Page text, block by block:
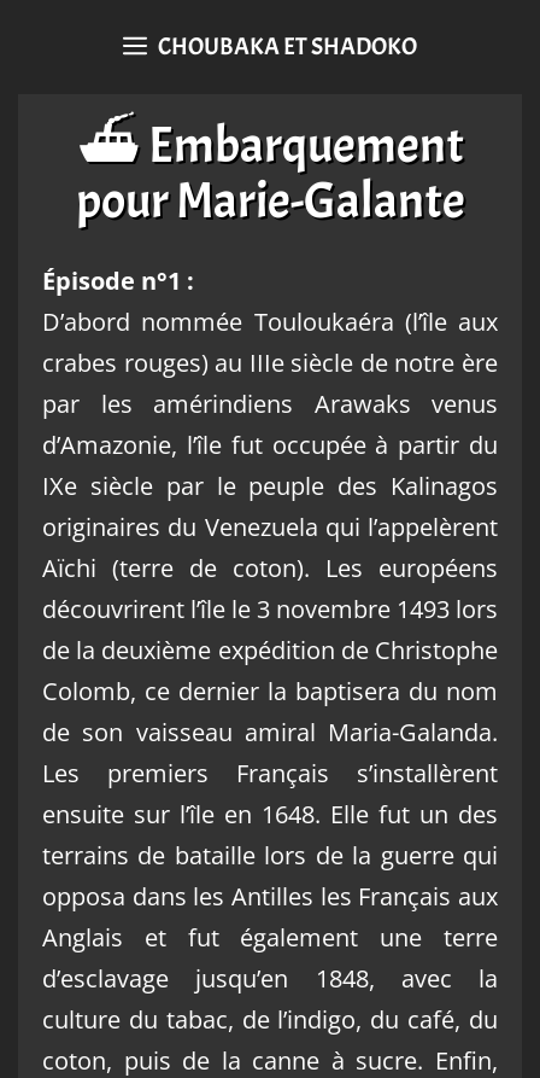
CHOUBAKA ET SHADOKO
⛴️ Embarquement
pour Marie-Galante
Épisode n°1 :
D’abord nommée Touloukaéra (l’île aux
crabes rouges) au IIIe siècle de notre ère
par les amérindiens Arawaks venus
d’Amazonie, l’île fut occupée à partir du
IXe siècle par le peuple des Kalinagos
originaires du Venezuela qui l’appelèrent
Aïchi (terre de coton). Les européens
découvrirent l’île le 3 novembre 1493 lors
de la deuxième expédition de Christophe
Colomb, ce dernier la baptisera du nom
de son vaisseau amiral Maria-Galanda.
Les premiers Français s’installèrent
ensuite sur l’île en 1648. Elle fut un des
terrains de bataille lors de la guerre qui
opposa dans les Antilles les Français aux
Anglais et fut également une terre
d’esclavage jusqu’en 1848, avec la
culture du tabac, de l’indigo, du café, du
coton, puis de la canne à sucre. Enfin,